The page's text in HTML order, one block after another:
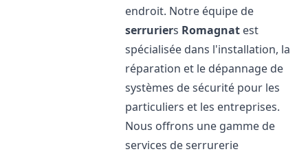
endroit. Notre équipe de
serruriers Romagnat est
spécialisée dans l'installation, la
réparation et le dépannage de
systèmes de sécurité pour les
particuliers et les entreprises.
Nous offrons une gamme de
services de serrurerie